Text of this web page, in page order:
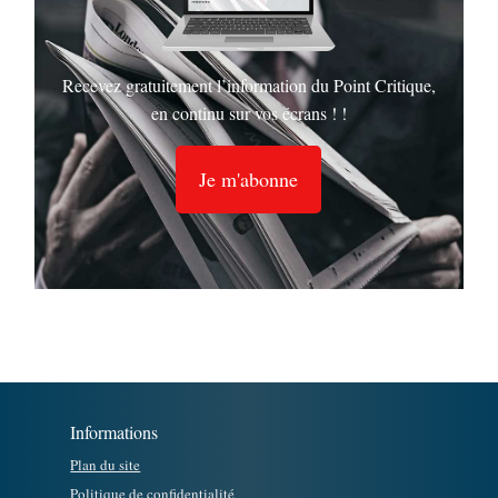
Recevez gratuitement l’information du Point Critique,
en continu sur vos écrans ! !
Je m'abonne
Informations
Plan du site
Politique de confidentialité